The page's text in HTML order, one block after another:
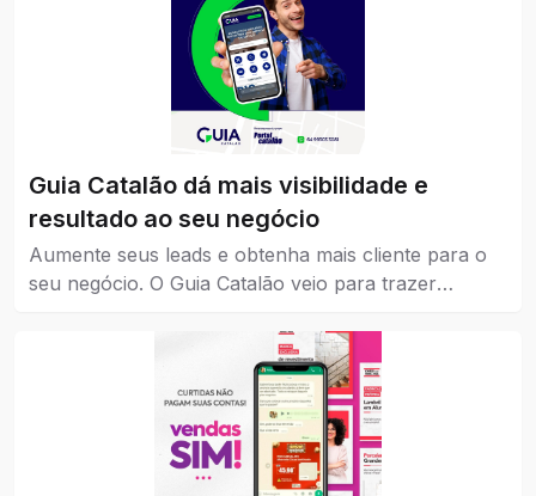
Guia Catalão dá mais visibilidade e
resultado ao seu negócio
Aumente seus leads e obtenha mais cliente para o
seu negócio. O Guia Catalão veio para trazer
todos os níveis, pequena, média e grande.